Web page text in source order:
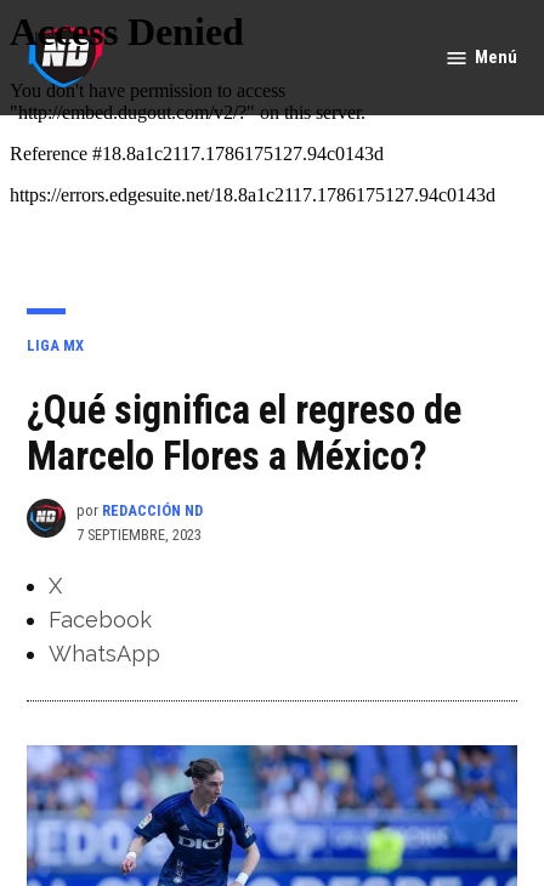
Saltar
al
contenido
Deportes
Menú
PUBLICADO
LIGA MX
¿Qué significa el regreso de
Marcelo Flores a México?
por REDACCIÓN ND
7 SEPTIEMBRE, 2023
X
Facebook
WhatsApp